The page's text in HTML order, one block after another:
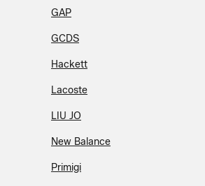
GAP
GCDS
Hackett
Lacoste
LIU JO
New Balance
Primigi